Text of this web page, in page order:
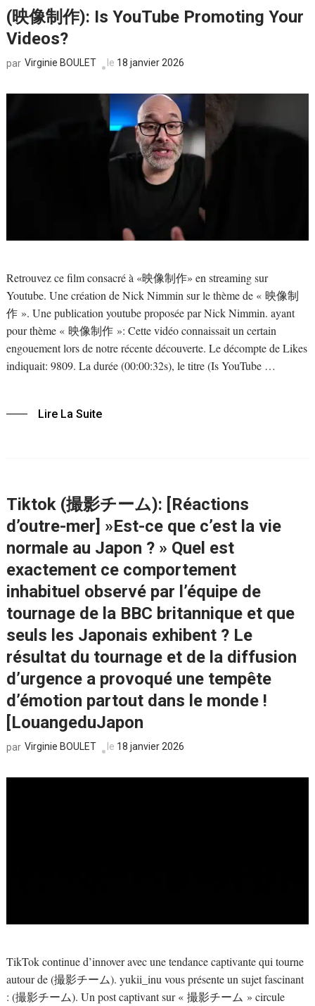
(映像制作): Is YouTube Promoting Your
Videos?
par Virginie BOULET le 18 janvier 2026
Retrouvez ce film consacré à «映像制作» en streaming sur
Youtube. Une création de Nick Nimmin sur le thème de « 映像制
作 ». Une publication youtube proposée par Nick Nimmin. ayant
pour thème « 映像制作 »: Cette vidéo connaissait un certain
engouement lors de notre récente découverte. Le décompte de Likes
indiquait: 9809. La durée (00:00:32s), le titre (Is YouTube …
Lire La Suite
Tiktok (撮影チーム): [Réactions
d’outre-mer] »Est-ce que c’est la vie
normale au Japon ? » Quel est
exactement ce comportement
inhabituel observé par l’équipe de
tournage de la BBC britannique et que
seuls les Japonais exhibent ? Le
résultat du tournage et de la diffusion
d’urgence a provoqué une tempête
d’émotion partout dans le monde !
[LouangeduJapon
par Virginie BOULET le 18 janvier 2026
TikTok continue d’innover avec une tendance captivante qui tourne
autour de (撮影チーム). yukii_inu vous présente un sujet fascinant
: (撮影チーム). Un post captivant sur « 撮影チーム » circule